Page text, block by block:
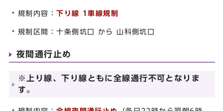
規制内容：下り線 1車線規制
規制区間：十条側坑口 から 山科側坑口
夜間通行止め
※上り線、下り線ともに全線通行不可となりま
す。